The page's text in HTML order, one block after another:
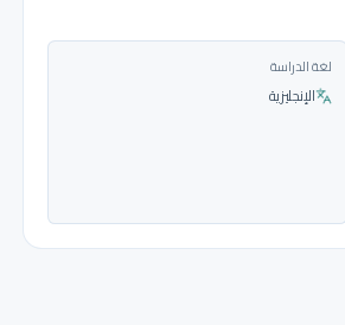
لغة الدراسة
الإنجليزية